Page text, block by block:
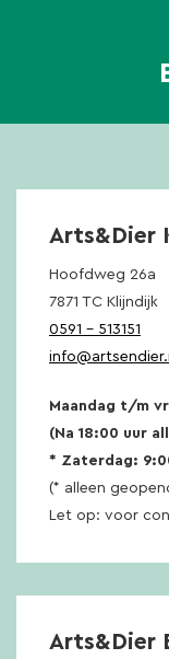
Arts&Dier
Hoofdweg 26a
7871 TC Klijndijk
0591 – 513151
Maandag t/m
(Na 18:00 uur
* Zaterdag:
(* alleen
Let op: voor
Arts&Dier